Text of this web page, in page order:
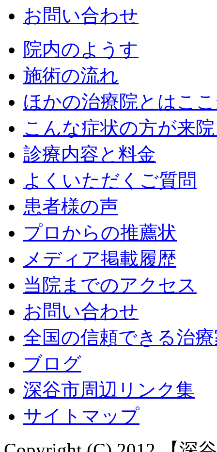
お問い合わせ
院内のようす
施術の流れ
ほかの治療院とはこ
こんな症状の方が来
診療内容と料金
よくいただくご質問
患者様の声
プロからの推薦状
メディア掲載履歴
当院までのアクセス
お問い合わせ
全国の信頼できる治
ブログ
深谷市周辺リンク集
サイトマップ